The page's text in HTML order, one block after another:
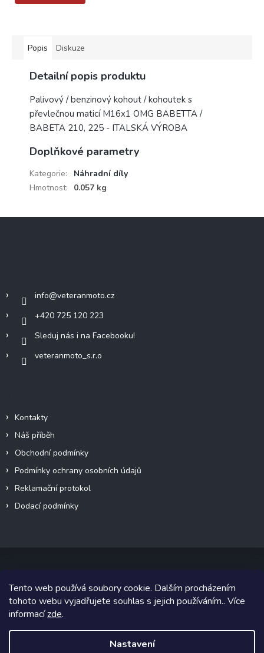
Tento web používá soubory cookie. Dalším procházením
tohoto webu vyjadřujete souhlas s jejich používáním.. Více
informacízde.
Nastavení
Popis Diskuze
Detailní popis produktu
Palivový / benzinový kohout / kohoutek s
převlečnou maticí M16x1 OMG BABETTA /
BABETA 210, 225 - ITALSKÁ VÝROBA
Doplňkové parametry
Kategorie:
Náhradní díly
Hmotnost: 0.057 kg
info@veteranmoto.cz
+420 725 120 223
Sleduj nás i na Facebooku!
veteranmoto_s.r.o
Kontakty
Náš příběh
Obchodní podmínky
Podmínky ochrany osobních údajů
Reklamační protokol
Dodací podmínky
Copyright 2026VeteránMoto s.r.o.. Všechna práva vyhrazena.
Grafický návrh vytvořil a na Shoptet implementoval
Shoptetak.cz.